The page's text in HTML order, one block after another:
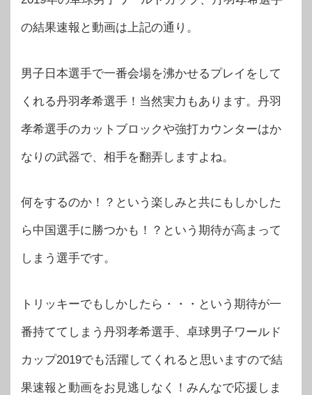
の結果速報と動画は上記の通り。
男子日本選手で一番会場を沸かせるプレイをして
くれる丹羽孝希選手！当然実力もあります。丹羽
孝希選手のカットブロックや強打カウンターはか
なりの武器で、相手を翻弄しますよね。
何をするのか！？という楽しみと共にもしかした
ら中国選手に勝つかも！？という期待が高まって
しまう選手です。
トリッキーでもしかしたら・・・という期待が一
番持ててしまう丹羽孝希選手、卓球男子ワールド
カップ2019でも活躍してくれると思いますので結
果速報と動画をお見逃しなく！みんなで応援しま